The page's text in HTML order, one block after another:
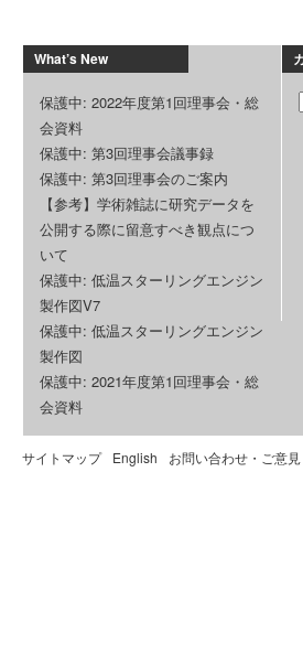
What’s New
保護中: 2022年度第1回理事会・総
会資料
保護中: 第3回理事会議事録
保護中: 第3回理事会のご案内
【参考】学術雑誌に研究データを
公開する際に留意すべき観点につ
いて
保護中: 低温スターリングエンジン
製作図V7
保護中: 低温スターリングエンジン
製作図
保護中: 2021年度第1回理事会・総
会資料
サイトマップ English お問い合わせ・ご意見